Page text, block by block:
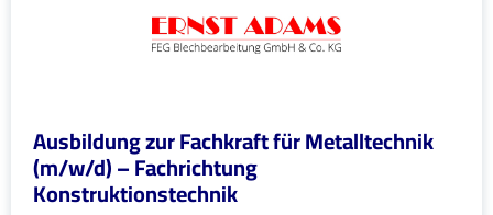
Ausbildung zur Fachkraft für Metalltechnik
(m/w/d) – Fachrichtung
Konstruktionstechnik